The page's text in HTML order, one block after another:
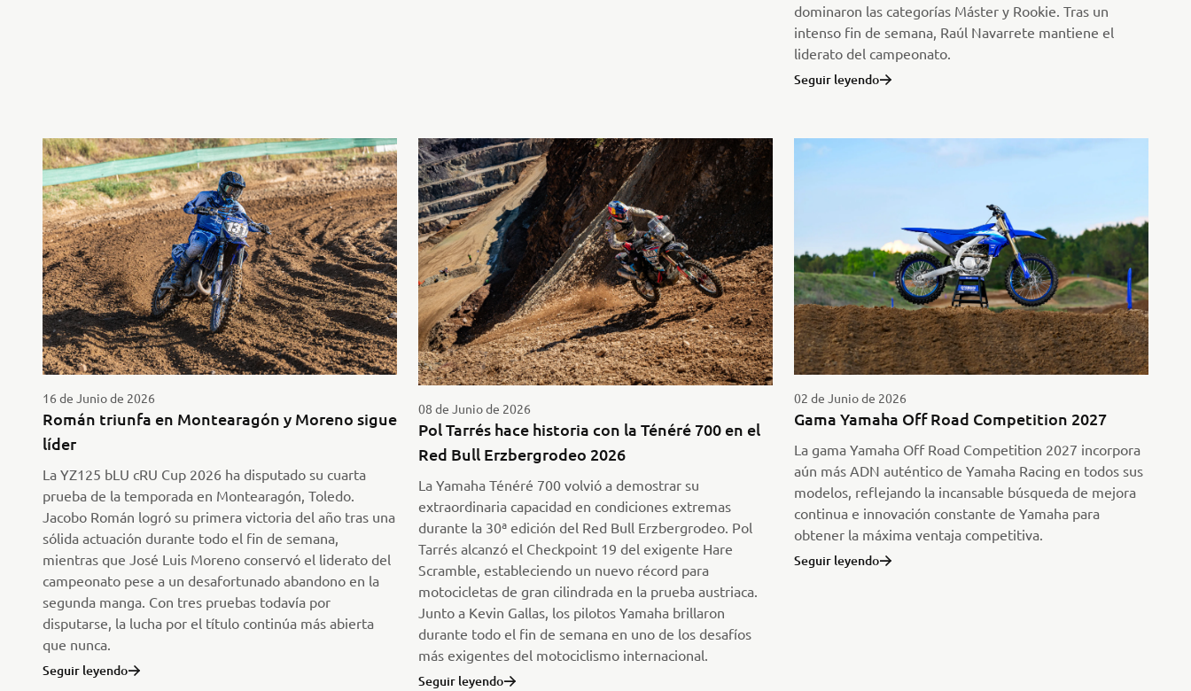
dominaron las categorías Máster y Rookie. Tras un
intenso fin de semana, Raúl Navarrete mantiene el
liderato del campeonato.
Seguir leyendo
16 de Junio de 2026
Román triunfa en Montearagón y Moreno sigue
líder
La YZ125 bLU cRU Cup 2026 ha disputado su cuarta
prueba de la temporada en Montearagón, Toledo.
Jacobo Román logró su primera victoria del año tras una
sólida actuación durante todo el fin de semana,
mientras que José Luis Moreno conservó el liderato del
campeonato pese a un desafortunado abandono en la
segunda manga. Con tres pruebas todavía por
disputarse, la lucha por el título continúa más abierta
que nunca.
Seguir leyendo
08 de Junio de 2026
Pol Tarrés hace historia con la Ténéré 700 en el
Red Bull Erzbergrodeo 2026
La Yamaha Ténéré 700 volvió a demostrar su
extraordinaria capacidad en condiciones extremas
durante la 30ª edición del Red Bull Erzbergrodeo. Pol
Tarrés alcanzó el Checkpoint 19 del exigente Hare
Scramble, estableciendo un nuevo récord para
motocicletas de gran cilindrada en la prueba austriaca.
Junto a Kevin Gallas, los pilotos Yamaha brillaron
durante todo el fin de semana en uno de los desafíos
más exigentes del motociclismo internacional.
Seguir leyendo
02 de Junio de 2026
Gama Yamaha Off Road Competition 2027
La gama Yamaha Off Road Competition 2027 incorpora
aún más ADN auténtico de Yamaha Racing en todos sus
modelos, reflejando la incansable búsqueda de mejora
continua e innovación constante de Yamaha para
obtener la máxima ventaja competitiva.
Seguir leyendo